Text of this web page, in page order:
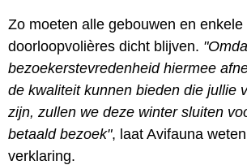
Zo moeten alle gebouwen en enkele
doorloopvolières dicht blijven.
bezoekerstevredenheid hiermee
de kwaliteit kunnen bieden die jullie
zijn, zullen we deze winter sluiten
betaald bezoek", laat Avifauna
verklaring.